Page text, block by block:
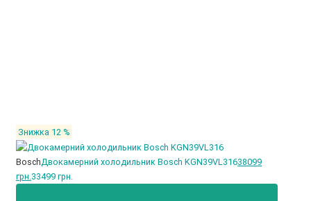
Знижка 12 %
BoschДвокамерний холодильник Bosch KGN39VL31638099
грн. 33499 грн.